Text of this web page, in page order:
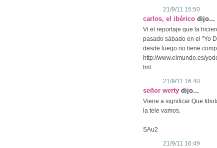
21/9/11 15:50
carlos, el ibérico dijo...
Vi el reportaje que la
pasado sábado en el "Yo
desde luego no tiene
http://www.elmundo.es/
tml
21/9/11 16:40
señor werty dijo...
Viene a significar Que
la tele vamos.
SAu2
21/9/11 16:49